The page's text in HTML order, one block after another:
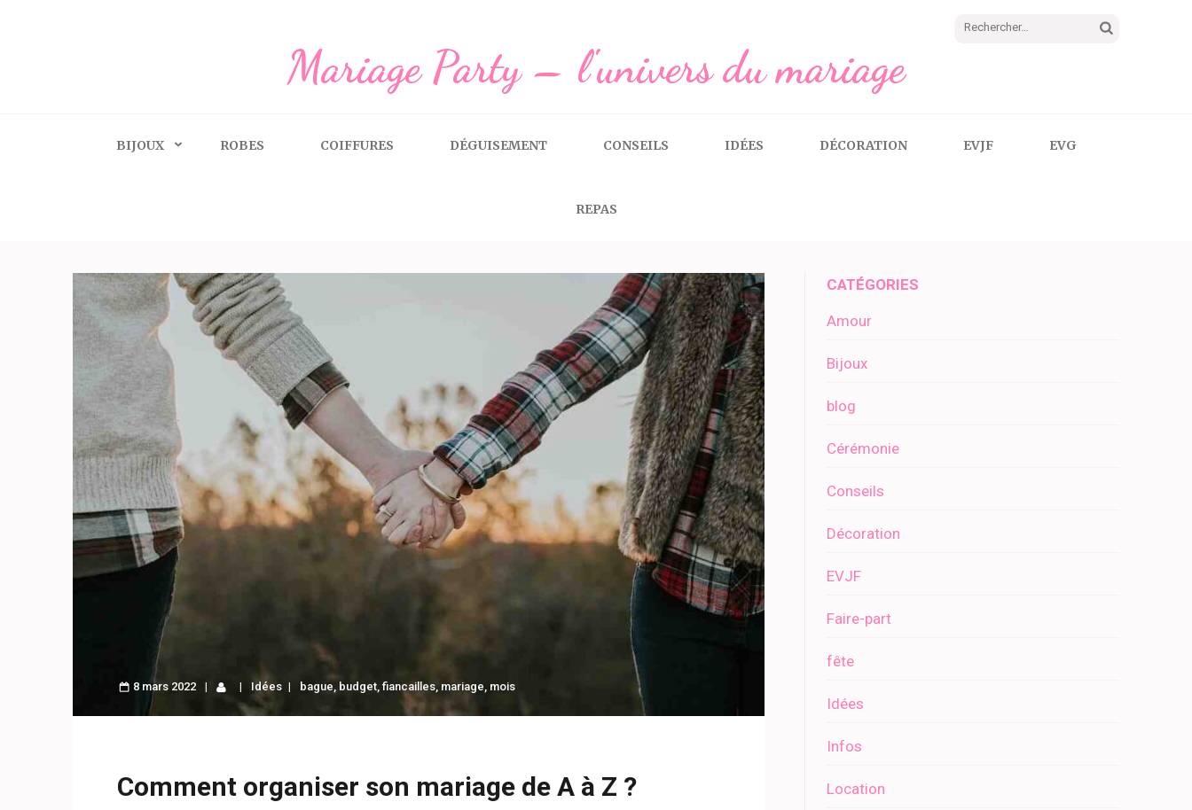
Rechercher :
Mariage Party – l'univers du mariage
BIJOUX ROBES COIFFURES DÉGUISEMENT CONSEILS IDÉES DÉCORATION EVJF EVG
REPAS
8 mars 2022 Idées bague, budget, fiancailles, mariage, mois
Comment organiser son mariage de A à Z ?
CATÉGORIES
Amour
Bijoux
blog
Cérémonie
Conseils
Décoration
EVJF
Faire-part
fête
Idées
Infos
Location